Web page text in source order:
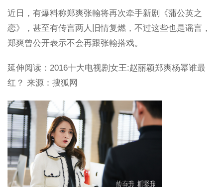
近日，有爆料称郑爽张翰将再次牵手新剧《蒲公英之
恋》，甚至有传言两人旧情复燃，不过这些也是谣言，
郑爽曾公开表示不会再跟张翰搭戏。
延伸阅读：2016十大电视剧女王:赵丽颖郑爽杨幂谁最
红？ 来源：搜狐网